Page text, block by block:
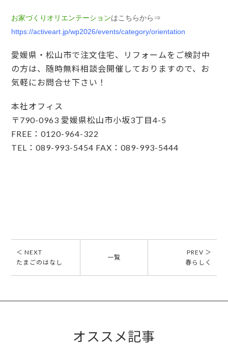
お家づくりオリエンテーションはこちらから⇒
https://activeart.jp/wp2026/events/category/orientation
愛媛県・松山市で注文住宅、リフォームをご検討中
の方は、随時無料相談会開催しておりますので、お
気軽にお問合せ下さい！
本社オフィス
〒790-0963 愛媛県松山市小坂3丁目4-5
FREE：0120-964-322
TEL：089-993-5454 FAX：089-993-5444
＜ NEXT
たまごのはなし
一覧
PREV ＞
春らしく
オススメ記事